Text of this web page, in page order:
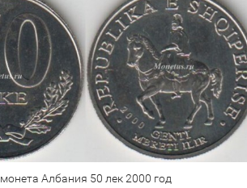
монета Албания 50 лек 2000 год